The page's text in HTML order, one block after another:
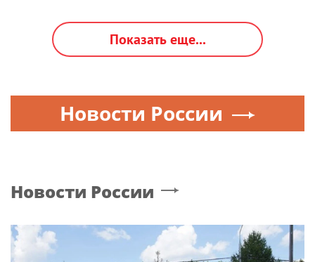
Показать еще...
Новости России
Новости России